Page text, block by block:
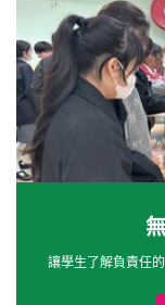
讓學生了解負責任